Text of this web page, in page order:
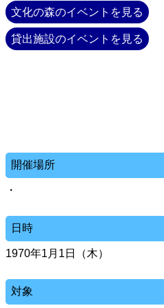
文化の森のイベントを見る
貸出施設のイベントを見る
開催場所
・
日時
1970年1月1日（木）
対象